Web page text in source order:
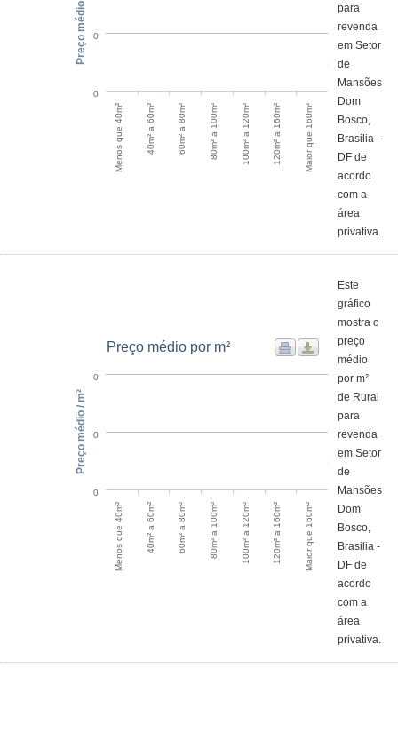
Menos que 40m² 40m² a 60m² 60m² a 80m² 80m² a 100m² 100m² a 120m² 120m² a 160m² Maior que 160m²
0
0
Preço médio
para
revenda
em Setor
de
Mansões
Dom
Bosco,
Brasilia -
DF de
acordo
com a
área
privativa.
Preço médio por m²
Menos que 40m² 40m² a 60m² 60m² a 80m² 80m² a 100m² 100m² a 120m² 120m² a 160m² Maior que 160m²
0
0
0
Preço médio / m²
Este
gráfico
mostra o
preço
médio
por m²
de Rural
para
revenda
em Setor
de
Mansões
Dom
Bosco,
Brasilia -
DF de
acordo
com a
área
privativa.